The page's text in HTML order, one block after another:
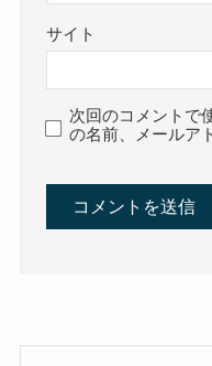
サイト
次回のコメントで
の名前、メールア